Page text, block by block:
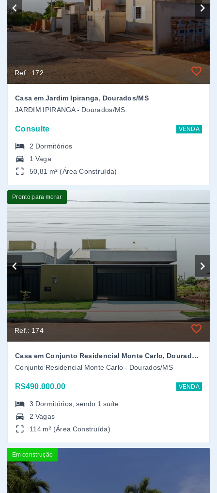
Dormitórios
1 Vaga
50,81 m² (Área Construída)
Pronto para morar
Ref.: 174
Conjunto Residencial Monte Carlo - Dourados/MS
R$490.000,00
3 Dormitórios, sendo1 suíte
2 Vagas
114 m² (Área Construída)
Em construção
Ref.: 151
Casa Térrea
Conjunto Residencial Monte Carlo - Dourados/MS